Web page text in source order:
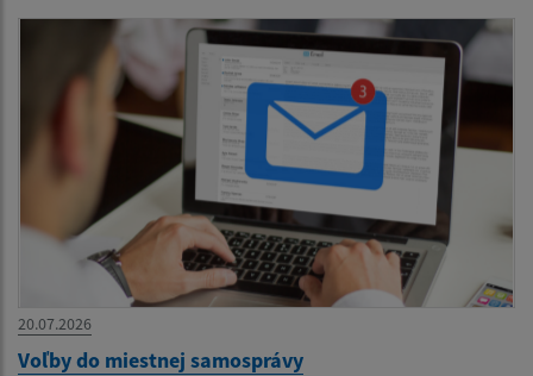
20.07.2026
Voľby do miestnej samosprávy